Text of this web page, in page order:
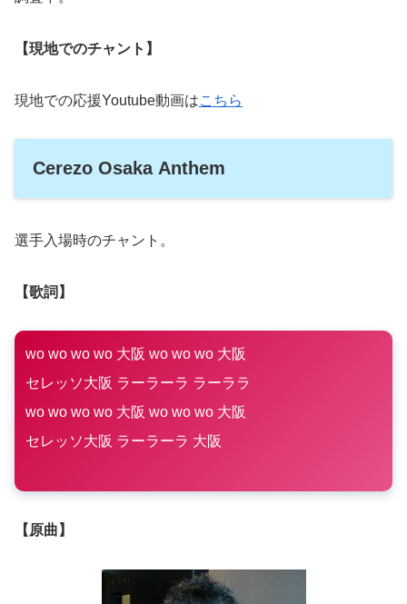
【現地でのチャント】
現地での応援Youtube動画はこちら
Cerezo Osaka Anthem
選手入場時のチャント。
【歌詞】
wo wo wo wo 大阪 wo wo wo 大阪
セレッソ大阪 ラーラーラ ラーララ
wo wo wo wo 大阪 wo wo wo 大阪
セレッソ大阪 ラーラーラ 大阪
【原曲】